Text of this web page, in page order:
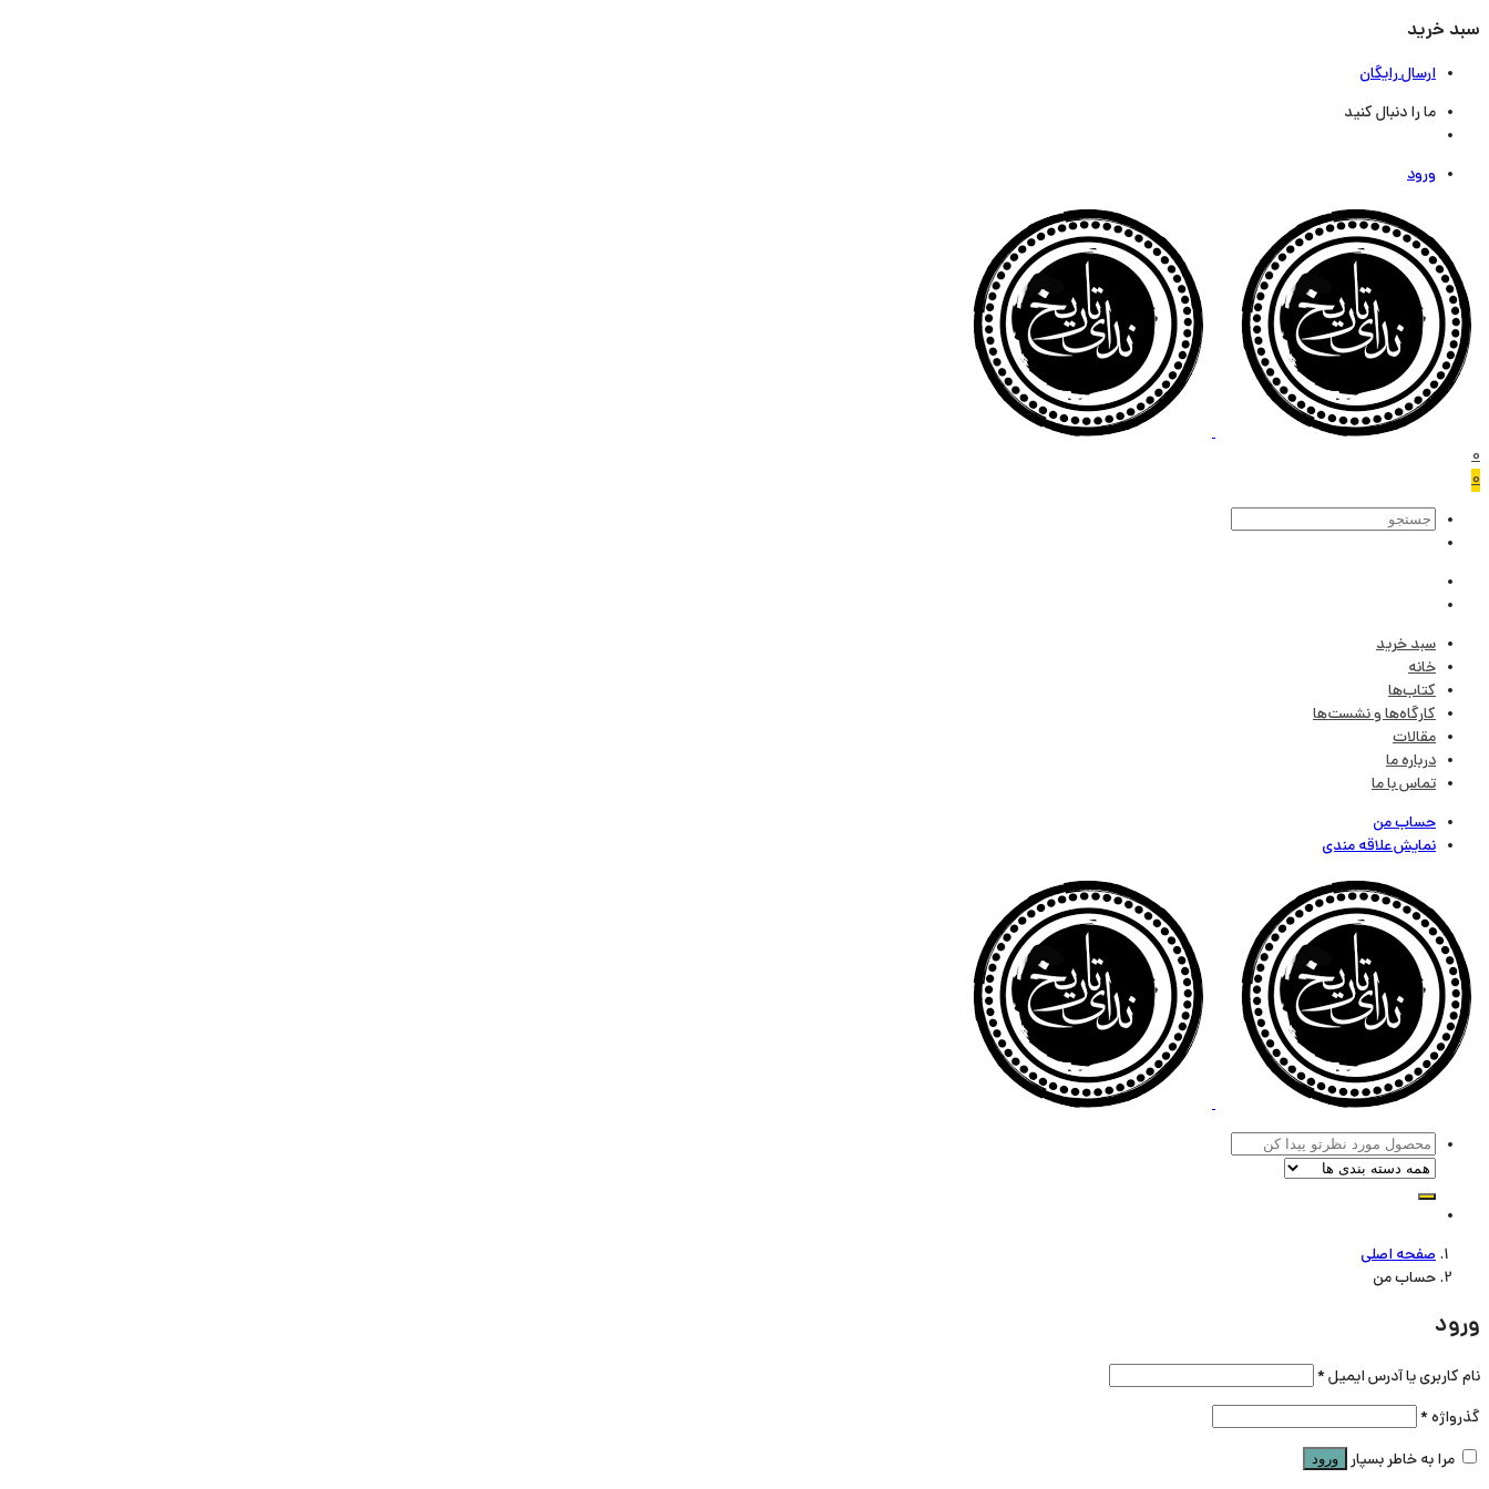
سبد خرید
ارسال رایگان
ما را دنبال کنید
ورود
0
0
سبد خرید
خانه
کتاب‌ها
کارگاه‌ها و نشست‌ها
مقالات
درباره ما
تماس با ما
حساب من
نمایش علاقه مندی
صفحه اصلی
حساب من
ورود
نام کاربری یا آدرس ایمیل*
گذرواژه*
مرا به خاطر بسپار
ورود